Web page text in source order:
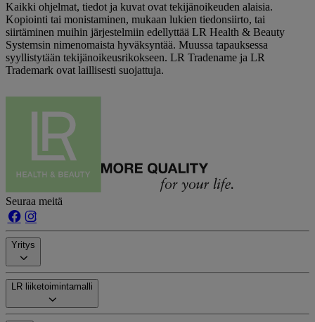
Kaikki ohjelmat, tiedot ja kuvat ovat tekijänoikeuden alaisia.
Kopiointi tai monistaminen, mukaan lukien tiedonsiirto, tai
siirtäminen muihin järjestelmiin edellyttää LR Health & Beauty
Systemsin nimenomaista hyväksyntää. Muussa tapauksessa
syyllistytään tekijänoikeusrikokseen. LR Tradename ja LR
Trademark ovat laillisesti suojattuja.
Seuraa meitä
Yritys
LR liiketoimintamalli